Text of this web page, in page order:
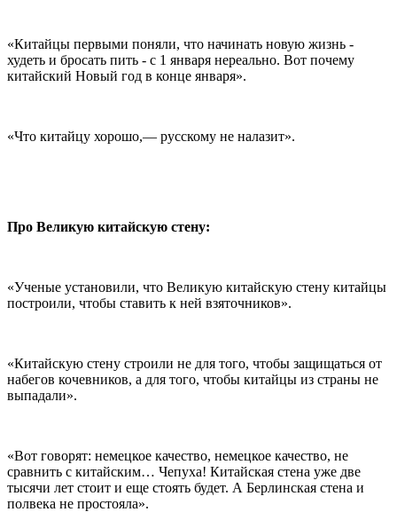
«Китайцы первыми поняли, что начинать новую жизнь -
худеть и бросать пить - с 1 января нереально. Вот почему
китайский Новый год в конце января».
«Что китайцу хорошо,— русскому не налазит».
Про Великую китайскую стену:
«Ученые установили, что Великую китайскую стену китайцы
построили, чтобы ставить к ней взяточников».
«Китайскую стену строили не для того, чтобы защищаться от
набегов кочевников, а для того, чтобы китайцы из страны не
выпадали».
«Вот говорят: немецкое качество, немецкое качество, не
сравнить с китайским… Чепуха! Китайская стена уже две
тысячи лет стоит и еще стоять будет. А Берлинская стена и
полвека не простояла».